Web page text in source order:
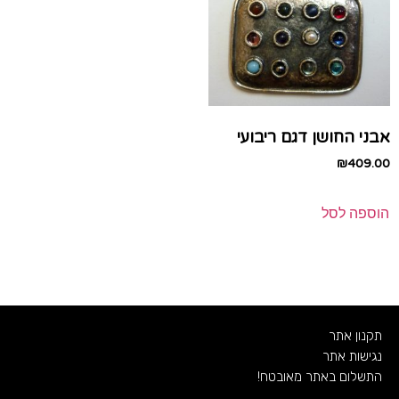
אבני החושן דגם ריבועי
₪409.00
הוספה לסל
תקנון אתר
נגישות אתר
התשלום באתר מאובטח!